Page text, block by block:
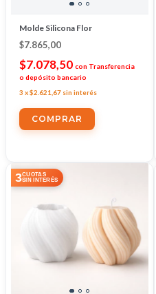
Molde Silicona Flor
$7.865,00
$7.078,50 con Transferencia
o depósito bancario
3 x$2.621,67 sin interés
3CUOTAS
SIN INTERÉS